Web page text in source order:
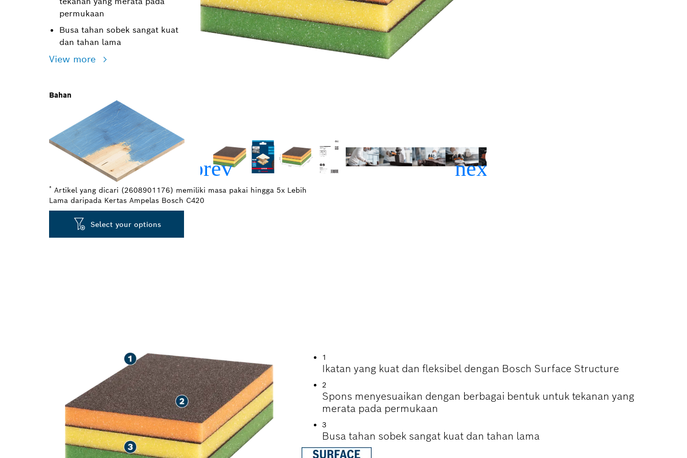
permukaan
Busa tahan sobek sangat kuat
dan tahan lama
View more
Bahan
* Artikel yang dicari (2608901176) memiliki masa pakai hingga 5x Lebih
Lama daripada Kertas Ampelas Bosch C420
Select your options
1
Ikatan yang kuat dan fleksibel dengan Bosch Surface Structure
2
Spons menyesuaikan dengan berbagai bentuk untuk tekanan yang
merata pada permukaan
3
Busa tahan sobek sangat kuat dan tahan lama